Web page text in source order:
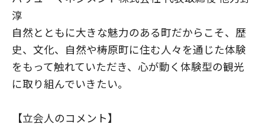
淳
自然とともに大きな魅力のある町だからこそ、歴
史、文化、自然や梼原町に住む人々を通じた体験
をもって触れていただき、心が動く体験型の観光
に取り組んでいきたい。
【立会人のコメント】